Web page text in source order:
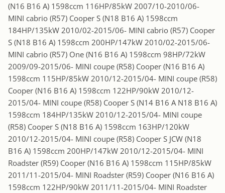
(N16 B16 A) 1598ccm 116HP/85kW 2007/10-2010/06-
MINI cabrio (R57) Cooper S (N18 B16 A) 1598ccm
184HP/135kW 2010/02-2015/06- MINI cabrio (R57) Cooper
S (N18 B16 A) 1598ccm 200HP/147kW 2010/02-2015/06-
MINI cabrio (R57) One (N16 B16 A) 1598ccm 98HP/72kW
2009/09-2015/06- MINI coupe (R58) Cooper (N16 B16 A)
1598ccm 115HP/85kW 2010/12-2015/04- MINI coupe (R58)
Cooper (N16 B16 A) 1598ccm 122HP/90kW 2010/12-
2015/04- MINI coupe (R58) Cooper S (N14 B16 A N18 B16 A)
1598ccm 184HP/135kW 2010/12-2015/04- MINI coupe
(R58) Cooper S (N18 B16 A) 1598ccm 163HP/120kW
2010/12-2015/04- MINI coupe (R58) Cooper S JCW (N18
B16 A) 1598ccm 200HP/147kW 2010/12-2015/04- MINI
Roadster (R59) Cooper (N16 B16 A) 1598ccm 115HP/85kW
2011/11-2015/04- MINI Roadster (R59) Cooper (N16 B16 A)
1598ccm 122HP/90kW 2011/11-2015/04- MINI Roadster